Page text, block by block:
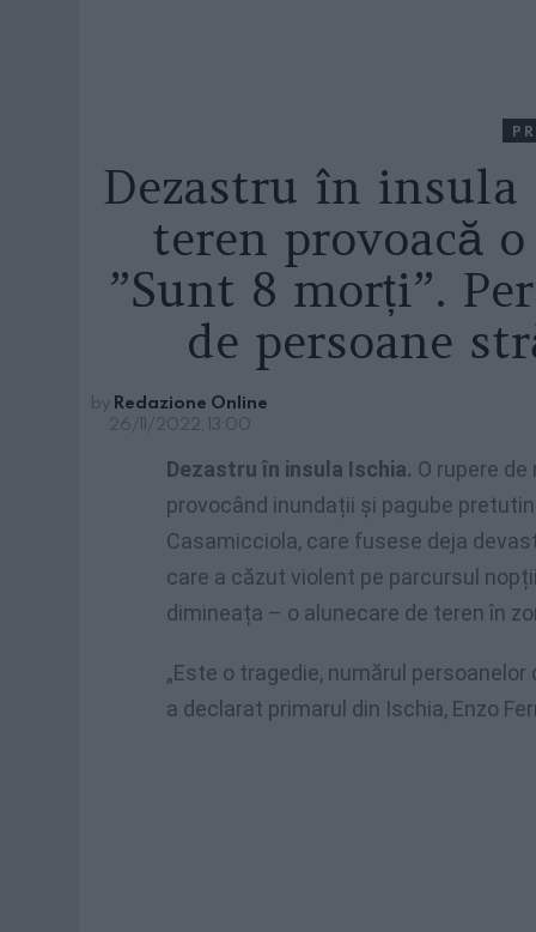
Dezastru în insula
teren provoacă
”Sunt 8 morți”.
de persoane
by Redazione Online
26/11/2022, 13:00
Dezastru în insula Ischia. O rupere
provocând inundații și pagube
Casamicciola, care fusese deja
care a căzut violent pe parcursul
dimineața – o alunecare de teren în
„Este o tragedie, numărul
a declarat primarul din Ischia, Enzo